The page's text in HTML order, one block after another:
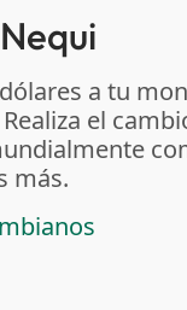
a tu
el
más.